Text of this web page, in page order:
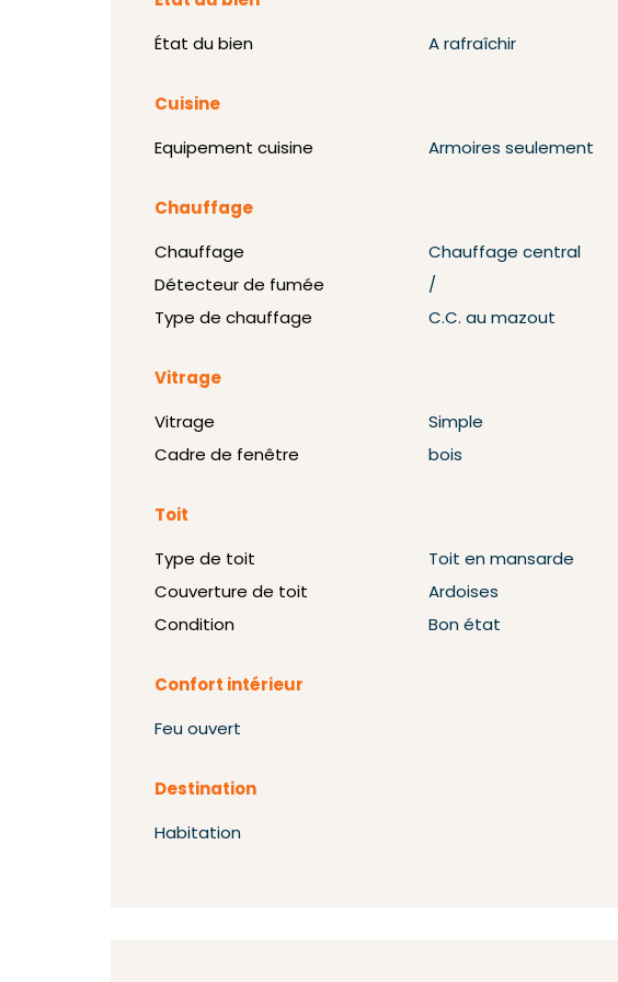
État du bien A rafraîchir
Cuisine
Equipement cuisine Armoires seulement
Chauffage
Chauffage
Chauffage central
Détecteur de fumée
/
Type de chauffage
C.C. au mazout
Vitrage
Vitrage
Simple
Cadre de fenêtre
bois
Toit
Type de toit
Toit en mansarde
Couverture de toit
Ardoises
Condition
Bon état
Confort intérieur
Feu ouvert
Destination
Habitation